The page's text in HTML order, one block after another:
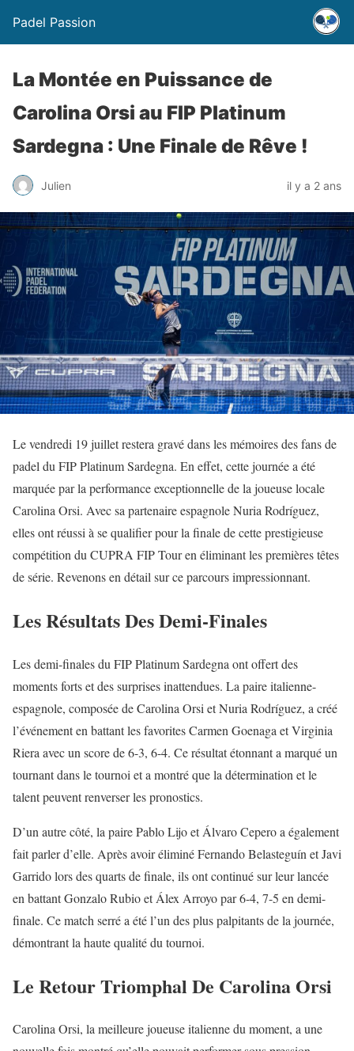
Padel Passion
La Montée en Puissance de
Carolina Orsi au FIP Platinum
Sardegna : Une Finale de Rêve !
Julien il y a 2 ans
Le vendredi 19 juillet restera gravé dans les mémoires des fans de
padel du FIP Platinum Sardegna. En effet, cette journée a été
marquée par la performance exceptionnelle de la joueuse locale
Carolina Orsi. Avec sa partenaire espagnole Nuria Rodríguez,
elles ont réussi à se qualifier pour la finale de cette prestigieuse
compétition du CUPRA FIP Tour en éliminant les premières têtes
de série. Revenons en détail sur ce parcours impressionnant.
Les Résultats Des Demi-Finales
Les demi-finales du FIP Platinum Sardegna ont offert des
moments forts et des surprises inattendues. La paire italienne-
espagnole, composée de Carolina Orsi et Nuria Rodríguez, a créé
l’événement en battant les favorites Carmen Goenaga et Virginia
Riera avec un score de 6-3, 6-4. Ce résultat étonnant a marqué un
tournant dans le tournoi et a montré que la détermination et le
talent peuvent renverser les pronostics.
D’un autre côté, la paire Pablo Lijo et Álvaro Cepero a également
fait parler d’elle. Après avoir éliminé Fernando Belasteguín et Javi
Garrido lors des quarts de finale, ils ont continué sur leur lancée
en battant Gonzalo Rubio et Álex Arroyo par 6-4, 7-5 en demi-
finale. Ce match serré a été l’un des plus palpitants de la journée,
démontrant la haute qualité du tournoi.
Le Retour Triomphal De Carolina Orsi
Carolina Orsi, la meilleure joueuse italienne du moment, a une